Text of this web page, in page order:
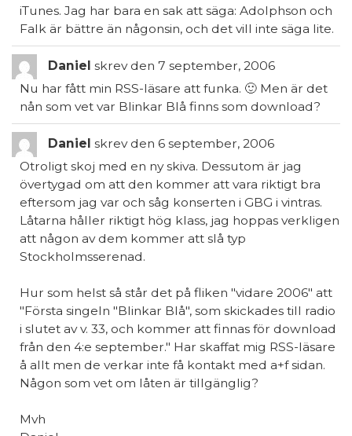
iTunes. Jag har bara en sak att säga: Adolphson och
Falk är bättre än någonsin, och det vill inte säga lite.
Daniel skrev den 7 september, 2006
Nu har fått min RSS-läsare att funka. 🙂 Men är det
nån som vet var Blinkar Blå finns som download?
Daniel skrev den 6 september, 2006
Otroligt skoj med en ny skiva. Dessutom är jag
övertygad om att den kommer att vara riktigt bra
eftersom jag var och såg konserten i GBG i vintras.
Låtarna håller riktigt hög klass, jag hoppas verkligen
att någon av dem kommer att slå typ
Stockholmsserenad.
Hur som helst så står det på fliken "vidare 2006" att
"Första singeln "Blinkar Blå", som skickades till radio
i slutet av v. 33, och kommer att finnas för download
från den 4:e september." Har skaffat mig RSS-läsare
å allt men de verkar inte få kontakt med a+f sidan.
Någon som vet om låten är tillgänglig?
Mvh